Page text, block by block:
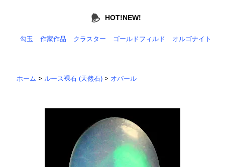
HOT!NEW!
勾玉 作家作品 クラスター ゴールドフィルド オルゴナイト
ホーム > ルース裸石 (天然石) > オパール